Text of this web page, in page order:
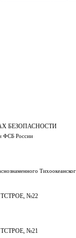
БЕЗОПАСНОСТИ
ФСБ России
№22
№21